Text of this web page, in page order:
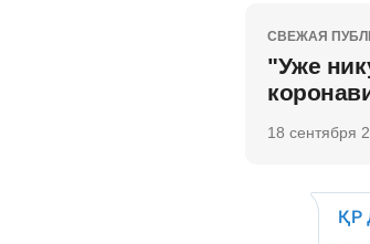
СВЕЖАЯ
"Уже
18 сентября